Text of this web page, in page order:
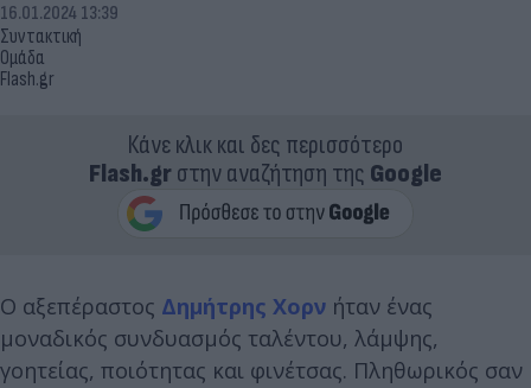
Συντακτική
Ομάδα
Flash.gr
16.01.2024 13:39
Κάνε κλικ και δες περισσότερο
Flash.grστην αναζήτηση της Google
Ο αξεπέραστος Δημήτρης Χορν ήταν ένας
μοναδικός συνδυασμός ταλέντου, λάμψης,
γοητείας, ποιότητας και φινέτσας. Πληθωρικός σαν